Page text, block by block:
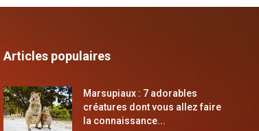
Articles populaires
Marsupiaux : 7 adorables
créatures dont vous allez faire
la connaissance...